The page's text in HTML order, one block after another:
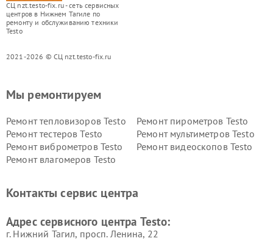
СЦ nzt.testo-fix.ru - сеть сервисных
центров в Нижнем Тагиле по
ремонту и обслуживанию техники
Testo
2021-2026 © СЦ nzt.testo-fix.ru
Мы ремонтируем
Ремонт тепловизоров Testo
Ремонт пирометров Testo
Ремонт тестеров Testo
Ремонт мультиметров Testo
Ремонт виброметров Testo
Ремонт видеоскопов Testo
Ремонт влагомеров Testo
Контакты сервис центра
Адрес сервисного центра Testo:
г. Нижний Тагил, просп. Ленина, 22